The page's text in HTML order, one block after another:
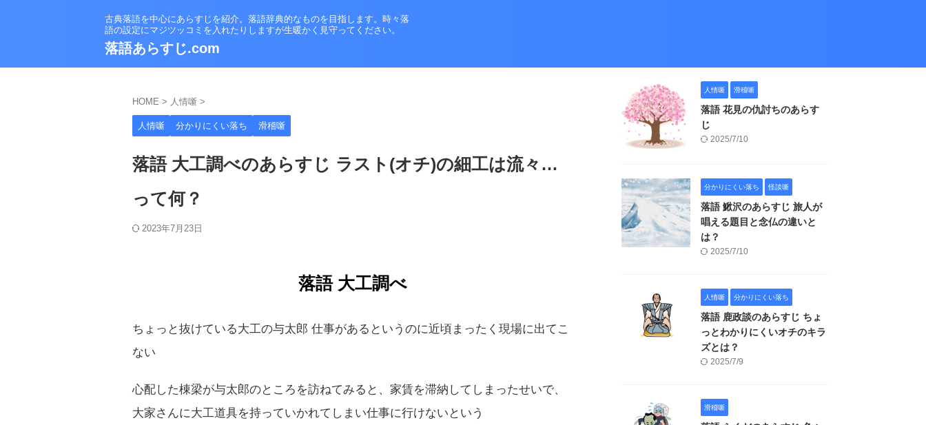
古典落語を中心にあらすじを紹介。落語辞典的なものを目指します。時々落
語の設定にマジツッコミを入れたりしますが生暖かく見守ってください。
落語あらすじ.com
HOME > 人情噺 >
人情噺 分かりにくい落ち 滑稽噺
落語 大工調べのあらすじ ラスト(オチ)の細工は流々…
って何？
2023年7月23日
落語 大工調べ
ちょっと抜けている大工の与太郎 仕事があるというのに近頃まったく現場に出てこ
ない
心配した棟梁が与太郎のところを訪ねてみると、家賃を滞納してしまったせいで、
大家さんに大工道具を持っていかれてしまい仕事に行けないという
人情噺 滑稽噺
落語 花見の仇討ちのあらす
じ
2025/7/10
分かりにくい落ち 怪談噺
落語 鰍沢のあらすじ 旅人が
唱える題目と念仏の違いと
は？
2025/7/10
人情噺 分かりにくい落ち
落語 鹿政談のあらすじ ちょ
っとわかりにくいオチのキラ
ズとは？
2025/7/9
滑稽噺